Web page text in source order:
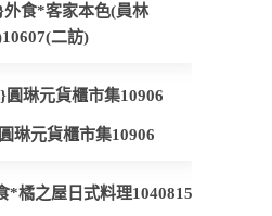
食*客家本色(員林
二訪)
琳元貨櫃市集10906